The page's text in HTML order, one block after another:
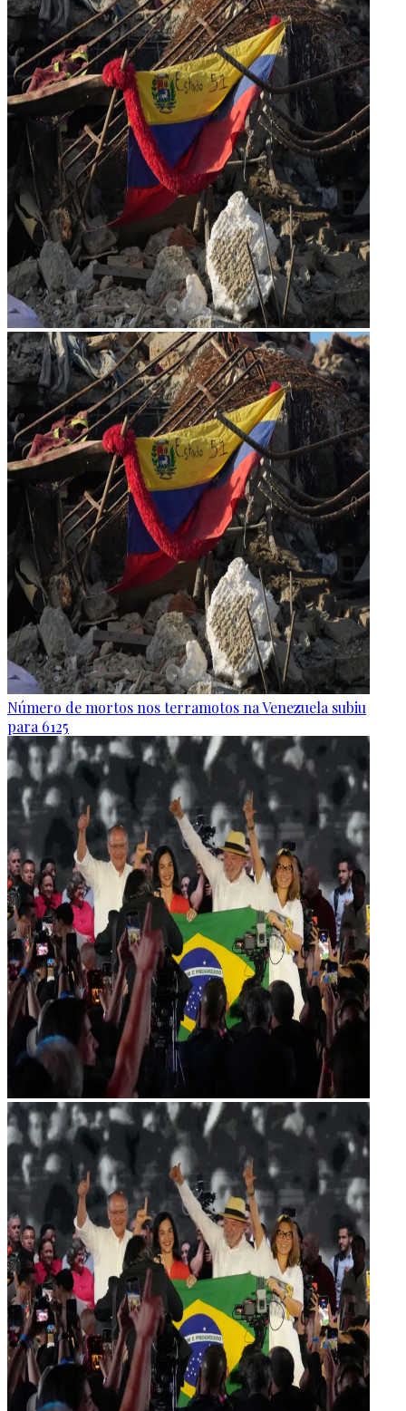
Número de mortos nos terramotos na Venezuela subiu
para 6125